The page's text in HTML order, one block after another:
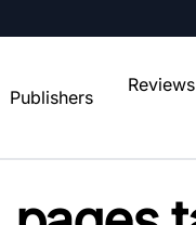
Publishers
Reviews